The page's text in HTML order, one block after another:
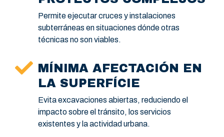
Permite ejecutar cruces y instalaciones
subterráneas en situaciones dónde otras
técnicas no son viables.
MÍNIMA AFECTACIÓN EN
LA SUPERFÍCIE
Evita excavaciones abiertas, reduciendo el
impacto sobre el tránsito, los servicios
existentes y la actividad urbana.